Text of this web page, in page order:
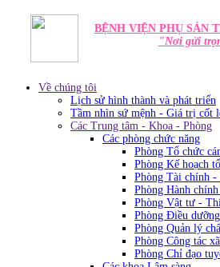
BỆNH VIỆN PHỤ SẢN
"Nơi gửi
Về chúng tôi
Lịch sử hình thành và phát triển
Tầm nhìn sứ mệnh - Giá trị cốt
Các Trung tâm - Khoa - Phòng
Các phòng chức năng
Phòng Tổ chức
Phòng Kế hoạch
Phòng Tài chính -
Phòng Hành
Phòng Vật tư -
Phòng Điều dưỡng
Phòng Quản lý
Phòng Công tác
Phòng Chỉ đạo